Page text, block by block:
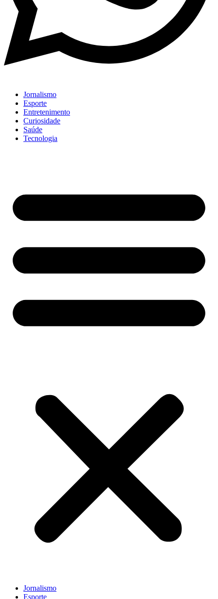
Jornalismo
Esporte
Entretenimento
Curiosidade
Saúde
Tecnologia
Jornalismo
Esporte